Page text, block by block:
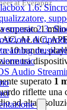
1.6:
2.3:
di
Audio
at Everappz
superato 1
ALAC,
a 10 bande,
tra
superato 1
riflette
ad alta